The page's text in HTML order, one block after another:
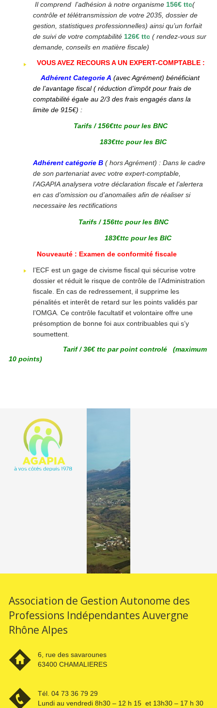
Il comprend l’adhésion à notre organisme 156€ ttc(
contrôle et télétransmission de votre 2035, dossier de
gestion, statistiques professionnelles) ainsi qu’un forfait
de suivi de votre comptabilité 126€ ttc( rendez-vous sur
demande, conseils en matière fiscale)
VOUS AVEZ RECOURS A UN EXPERT-COMPTABLE :
Adhérent Categorie A (avec Agrément) bénéficiant
de l’avantage fiscal ( réduction d’impôt pour frais de
comptabilité égale au 2/3 des frais engagés dans la
limite de 915€) :
Tarifs / 156€ttc pour les BNC
183€ttc pour les BIC
Adhérent catégorie B ( hors Agrément) : Dans le cadre
de son partenariat avec votre expert-comptable,
l’AGAPIA analysera votre déclaration fiscale et l’alertera
en cas d’omission ou d’anomalies afin de réaliser si
necessaire les rectifications
Tarifs /156ttc pour les BNC
183€ttc pour les BIC
Nouveauté : Examen de conformité fiscale
l’ECF est un gage de civisme fiscal qui sécurise votre
dossier et réduit le risque de contrôle de l’Administration
fiscale. En cas de redressement, il supprime les
pénalités et interêt de retard sur les points validés par
l’OMGA. Ce contrôle facultatif et volontaire offre une
présomption de bonne foi aux contribuables qui s’y
soumettent.
Tarif / 36€ ttc par point controlé (maximum
10 points)
Association de Gestion Autonome des
Professions Indépendantes Auvergne
Rhône Alpes
6, rue des savarounes
63400 CHAMALIERES
Tél. 04 73 36 79 29
Lundi au vendredi 8h30 – 12 h 15 et 13h30 – 17 h 30